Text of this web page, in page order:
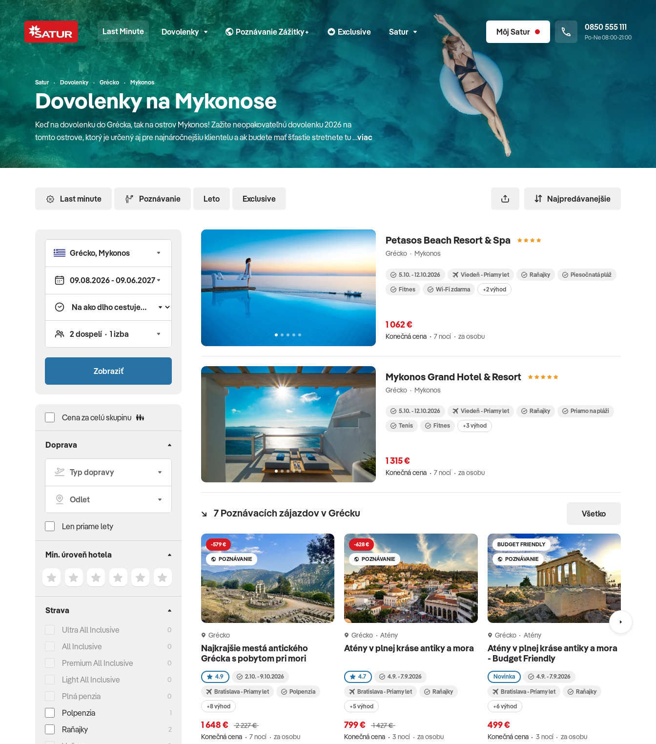
Last Minute Dovolenky Poznávanie Zážitky+ Exclusive Satur Môj Satur 0850 555 111
Po-Ne 08:00-21:00
Satur Dovolenky Grécko Mykonos
Dovolenky na Mykonose
Keď na dovolenku do Grécka, tak na ostrov Mykonos! Zažite neopakovateľnú dovolenku 2026 na
tomto ostrove, ktorý je určený aj pre najnáročnejšiu klientelu a ak budete mať šťastie stretnete tu aj
nejakú celebritu. Tento ostrov ponúka krásne pláže so zlatistým pieskom, teplé more a prírodné
poklady. Na ostrove pelikánov môžete nájsť viacero veterných mlynov, navštíviť 365 kostolov,
zaujímavostiach si prečítajte v našom turistickom sprievodcovi ostrovom Mykonos.
viac
Last minute Poznávanie Leto Exclusive Najpredávanejšie
Petasos Beach Resort & Spa
Grécko · Mykonos
5.10. - 12.10.2026 Viedeň - Priamy let Raňajky
Piesočnatá pláž
Fitnes
Wi-Fi zdarma +2 výhod
1 062 €
Konečná cena 7 nocí za osobu
Mykonos Grand Hotel & Resort
Grécko · Mykonos
5.10. - 12.10.2026 Viedeň - Priamy let Raňajky
Priamo na pláži
Tenis
Fitnes +3 výhod
1 315 €
Konečná cena 7 nocí za osobu
7 Poznávacích zájazdov v Grécku Všetko
-579 €
POZNÁVANIE
Grécko
Najkrajšie mestá antického
Grécka s pobytom pri mori
4.9 2.10. - 9.10.2026
Bratislava - Priamy let
Polpenzia
+8 výhod
1 648 €
2 227 €
Konečná cena
7 nocí za osobu
-628 €
POZNÁVANIE
Grécko Atény
Atény v plnej kráse antiky a mora
4.7 4.9. - 7.9.2026
Bratislava - Priamy let
Raňajky
+5 výhod
799 €
1 427 €
Konečná cena
3 nocí za osobu
BUDGET FRIENDLY
POZNÁVANIE
Grécko Atény
Atény v plnej kráse antiky a mora
- Budget Friendly
Novinka 4.9. - 7.9.2026
Bratislava - Priamy let
Raňajky
+6 výhod
499 €
Konečná cena 3 nocí za osobu
Zobraziť
Cena za celú skupinu
Doprava
Len priame lety
Min. úroveň hotela
Strava
Ultra All Inclusive
0
All Inclusive 0
Premium All Inclusive 0
Light All Inclusive 0
Plná penzia 0
Polpenzia 1
Raňajky 2